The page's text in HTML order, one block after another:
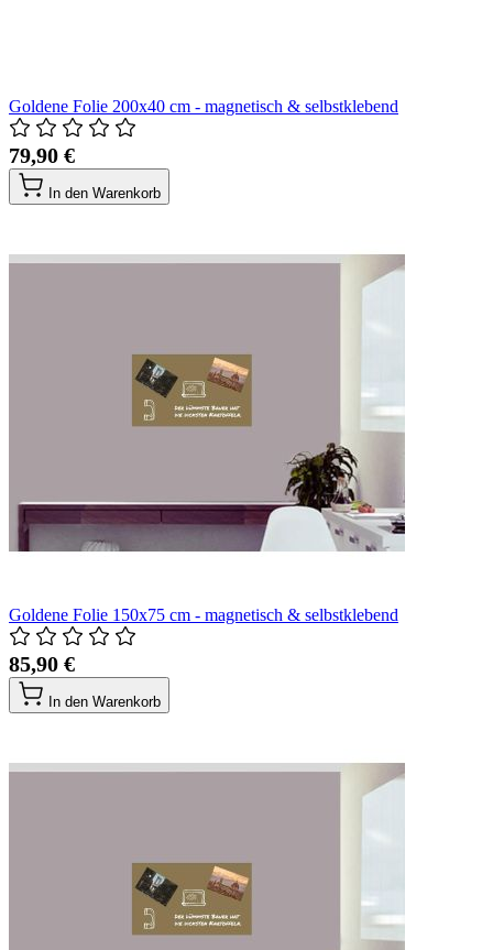
Goldene Folie 200x40 cm - magnetisch & selbstklebend
79,90 €
In den Warenkorb
Goldene Folie 150x75 cm - magnetisch & selbstklebend
85,90 €
In den Warenkorb